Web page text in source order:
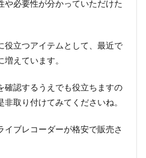
や必要性が分かっていただけた
役立つアイテムとして、最近で
えています。
確認するうえでも役立ちますの
取り付けてみてくださいね。
イブレコーダーが格安で販売さ